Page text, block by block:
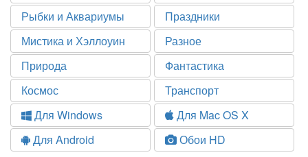
Рыбки и Аквариумы
Праздники
Мистика и Хэллоуин
Разное
Природа
Фантастика
Космос
Транспорт
Для Windows
Для Mac OS X
Для Android
Обои HD